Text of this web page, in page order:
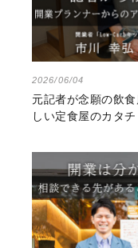
2026/06/04
元記者が念願の飲
しい定食屋のカタチ